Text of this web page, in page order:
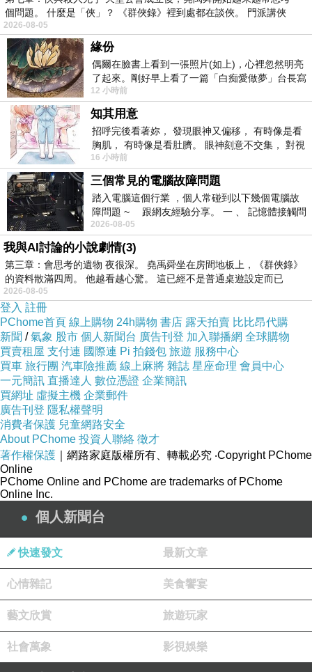
聽說MOMO購物網
現在有很多東西都有5折起的
優惠喔
我要趕快來選購了，不然晚了可能就沒了
【紅布朗】有機砂糖(500gX1袋)
網址:
描述:
個問題。 什麼是「俠」？ 《群俠錄》裡到處都在談俠。 門派講俠
2026-08-05
緣份
偶爾在臉書上看到一張照片(如上)，心裡忽然明亮
了起來。剛好早上看了一篇「白痴愛做夢」台長寫
的貼文，在回顧年輕時瘋狂愛上
12 小時前
知其用意
招呼完後看著妳， 發現眼神又偏移， 有時像是看
胸肌， 有時像是看肚臍。 眼神刻意不交集， 對視
視線不對齊， 讓我很難不
16 小時前
三個常見的電腦故障問題
踏入電腦這個行業 ，個人常碰到以下幾個電腦故
障問題 ~ 跟網友經驗分享。 一 、 記憶體接觸問
題 : 記憶體即
2026-08-05
我與AI討論的小說劇情(3)
第三章：會思考的遺物 夜很深。 堯禹舜坐在房間地板上，《群俠錄》
的資料散滿四周。 他越看越心驚。 這已經不是普通桌遊設定而已
2026-08-05
登入 註冊
PChome首頁 線上購物 24h購物 書店 露天拍賣 比比昂代購
新聞 /氣象 股市 個人新聞台 廣告刊登 加入聯播網 全球購物
買賣租屋 支付連 國際連 Pi 拍錢包 旅遊 服務中心
買車 旅行團 汽車險推薦 線上麻將 雜誌 星座命理 會員中心
一元簡訊 直播達人 數位憑證 企業簡訊
買網址 虛擬主機 企業郵件
廣告刊登 隱私權聲明
消費者保護 兒童網路安全
About PChome 投資人聯絡 徵才
著作權保護 ｜網路家庭版權所有、轉載必究 ‧Copyright PChome
Online
PChome Online and PChome are trademarks of PChome
Online Inc.
個人新聞台
快速發文 最新文章
心情雜記 美食饗宴
藝文欣賞 旅遊玩家
社會萬象 影視娛樂